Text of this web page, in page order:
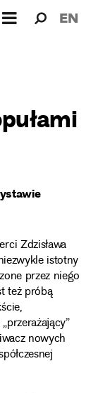
dla: EN
Zdzisława
istotny
przez niego
też próbą
nowych